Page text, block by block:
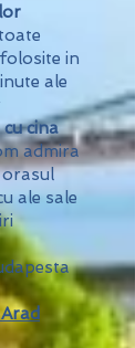
in
ale
cina
admira
ale sale